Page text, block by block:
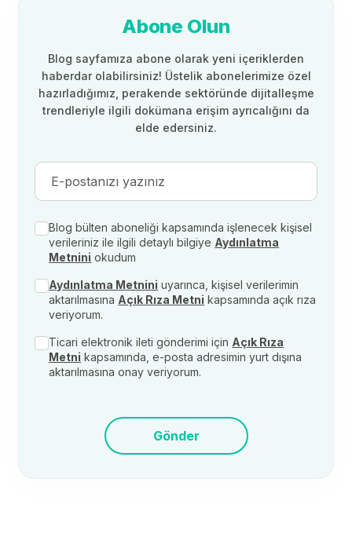
Abone Olun
Blog sayfamıza abone olarak yeni içeriklerden
haberdar olabilirsiniz! Üstelik abonelerimize özel
hazırladığımız, perakende sektöründe dijitalleşme
trendleriyle ilgili dokümana erişim ayrıcalığını da
elde edersiniz.
Blog bülten aboneliği kapsamında işlenecek kişisel
verileriniz ile ilgili detaylı bilgiye Aydınlatma
Metnini okudum
Aydınlatma Metnini uyarınca, kişisel verilerimin
aktarılmasına Açık Rıza Metni kapsamında açık rıza
veriyorum.
Ticari elektronik ileti gönderimi için Açık Rıza
Metni kapsamında, e-posta adresimin yurt dışına
aktarılmasına onay veriyorum.
Gönder